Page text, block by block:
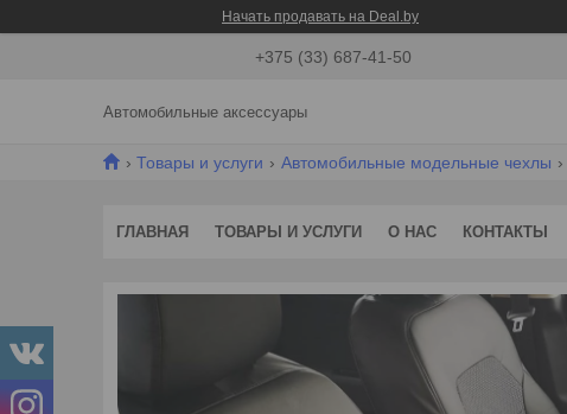
Начать продавать на Deal.by
+375 (33) 687-41-50
Автомобильные аксессуары
Товары и услуги Автомобильные модельные чехлы
ГЛАВНАЯ ТОВАРЫ И УСЛУГИ О НАС КОНТАКТЫ